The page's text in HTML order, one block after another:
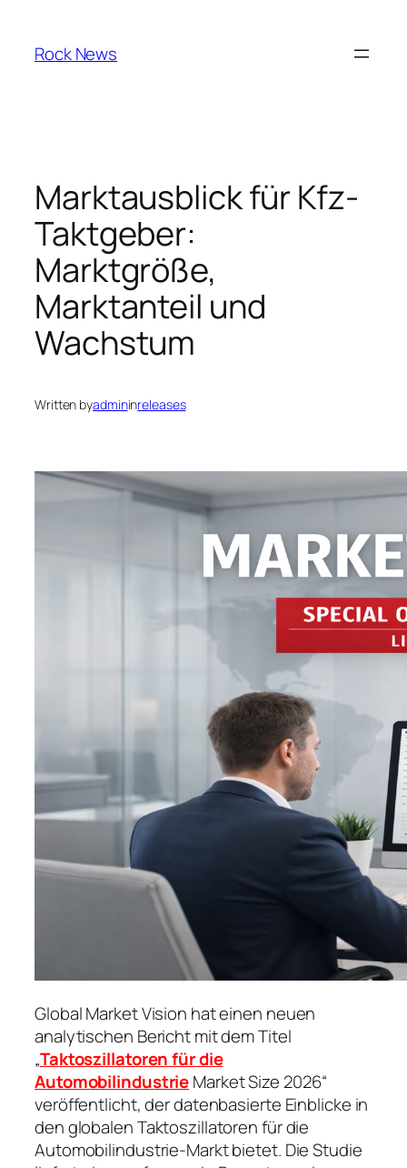
content
Rock News
Marktausblick für Kfz-
Taktgeber:
Marktgröße,
Marktanteil und
Wachstum
Written byadmininreleases
Global Market Vision hat einen neuen
analytischen Bericht mit dem Titel
„Taktoszillatoren für die
AutomobilindustrieMarket Size 2026“
veröffentlicht, der datenbasierte Einblicke in
den globalen Taktoszillatoren für die
Automobilindustrie-Markt bietet. Die Studie